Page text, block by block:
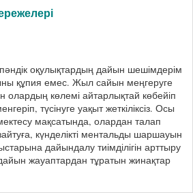
оқулықтардың дайын шешімдерім
құпия емес. Жыл сайын меңгеруге
олардың көлемі айтарлықтай көбейіп
түсінуге уақыт жеткіліксіз. Осы
мақсатында, олардан талап
күнделікті ментальды шаршауын
дайындалу тиімділігін арттыру
жауаптардан тұратын жинақтар